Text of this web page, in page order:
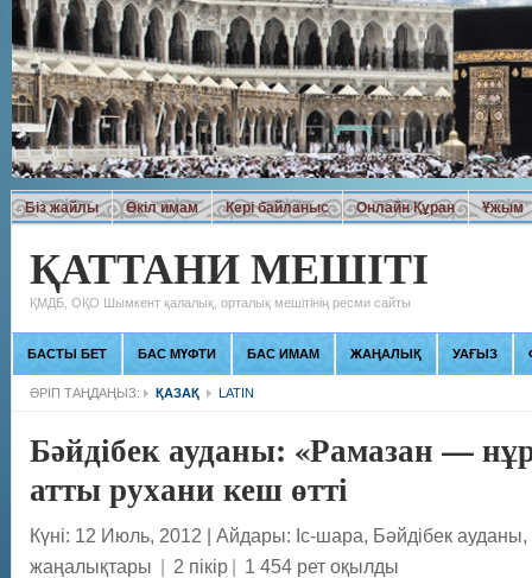
Біз жайлы Өкіл имам Кері байланыс Онлайн Құран Ұжым
ҚАТТАНИ МЕШІТІ
ҚМДБ, ОҚО Шымкент қалалық, орталық мешітінің ресми сайты
БАСТЫ БЕТ БАС МҮФТИ БАС ИМАМ ЖАҢАЛЫҚ УАҒЫЗ
ӘРІП ТАҢДАҢЫЗ: ҚАЗАҚ LATIN
Бәйдібек ауданы: «Рамазан —
атты рухани кеш өтті
Күні: 12 Июль, 2012 | Айдары: Іс-шара, Бәйдібек ауданы,
жаңалықтары | 2 пікір | 1 454 рет оқылды